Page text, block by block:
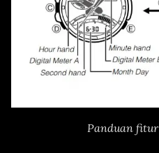
Panduan